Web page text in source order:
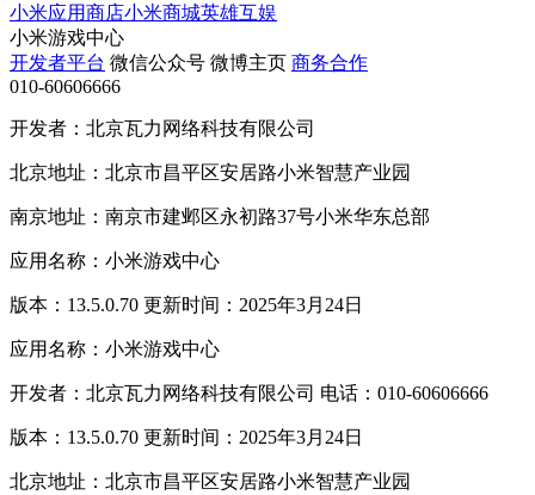
小米应用商店小米商城英雄互娱
小米游戏中心
开发者平台 微信公众号 微博主页 商务合作
010-60606666
开发者：北京瓦力网络科技有限公司
北京地址：北京市昌平区安居路小米智慧产业园
南京地址：南京市建邺区永初路37号小米华东总部
应用名称：小米游戏中心
版本：13.5.0.70 更新时间：2025年3月24日
应用名称：小米游戏中心
开发者：北京瓦力网络科技有限公司 电话：010-60606666
版本：13.5.0.70 更新时间：2025年3月24日
北京地址：北京市昌平区安居路小米智慧产业园